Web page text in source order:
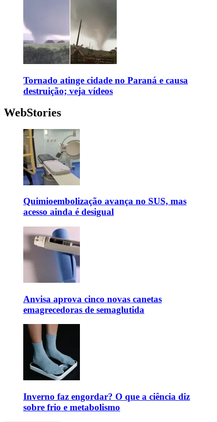
Tornado atinge cidade no Paraná e causa
destruição; veja vídeos
WebStories
Quimioembolização avança no SUS, mas
acesso ainda é desigual
Anvisa aprova cinco novas canetas
emagrecedoras de semaglutida
Inverno faz engordar? O que a ciência diz
sobre frio e metabolismo